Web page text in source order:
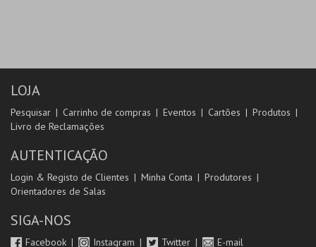
LOJA
Pesquisar Carrinho de compras Eventos Cartões
Produtos
Livro de Reclamações
AUTENTICAÇÃO
Login & Registo de Clientes Minha Conta
Produtores
Orientadores de Salas
SIGA-NOS
Facebook Instagram Twitter E-mail